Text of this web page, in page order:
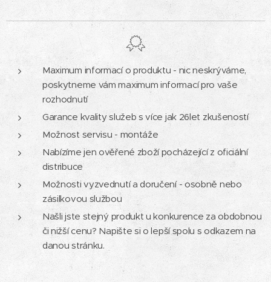
Maximum informací o produktu - nic neskrýváme,
poskytneme vám maximum informací pro vaše
rozhodnutí
Garance kvality služeb s více jak 26let zkušeností
Možnost servisu - montáže
Nabízíme jen ověřené zboží pocházející z oficiální
distribuce
Možnosti vyzvednutí a doručení - osobně nebo
zásilkovou službou
Našli jste stejný produkt u konkurence za obdobnou
či nižší cenu? Napište si o lepší spolu s odkazem na
danou stránku.